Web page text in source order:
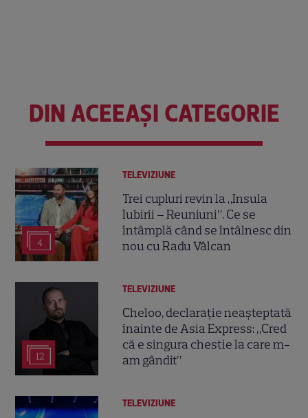
DIN ACEEAȘI CATEGORIE
4
TELEVIZIUNE
Trei cupluri revin la „Insula
Iubirii – Reuniuni”. Ce se
întâmplă când se întâlnesc din
nou cu Radu Vâlcan
12
TELEVIZIUNE
Cheloo, declarație neașteptată
înainte de Asia Express: „Cred
că e singura chestie la care m-
am gândit”
TELEVIZIUNE